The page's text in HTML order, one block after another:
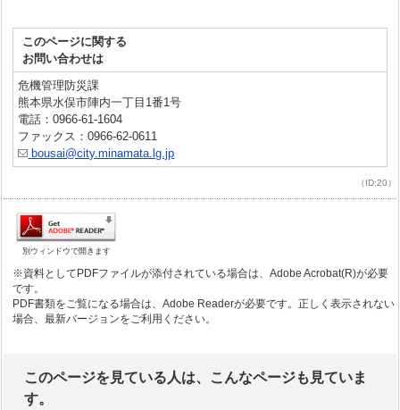
このページに関する
お問い合わせは
危機管理防災課
熊本県水俣市陣内一丁目1番1号
電話：0966-61-1604
ファックス：0966-62-0611
bousai@city.minamata.lg.jp
（ID:20）
別ウィンドウで開きます
※資料としてPDFファイルが添付されている場合は、Adobe Acrobat(R)が必要
です。
PDF書類をご覧になる場合は、Adobe Readerが必要です。正しく表示されない
場合、最新バージョンをご利用ください。
このページを見ている人は、こんなページも見ていま
す。